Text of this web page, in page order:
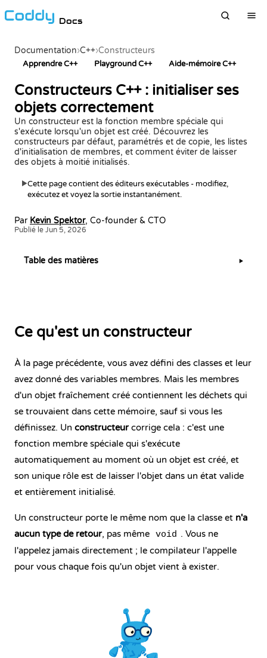
Docs
Documentation›C++›Constructeurs
Apprendre C++ Playground C++ Aide-mémoire C++
Constructeurs C++ : initialiser ses
objets correctement
Un constructeur est la fonction membre spéciale qui
s'exécute lorsqu'un objet est créé. Découvrez les
constructeurs par défaut, paramétrés et de copie, les listes
d'initialisation de membres, et comment éviter de laisser
des objets à moitié initialisés.
▶Cette page contient des éditeurs exécutables - modifiez,
exécutez et voyez la sortie instantanément.
Par Kevin Spektor, Co-founder & CTO
Publié le Jun 5, 2026
Ce qu'est un constructeur
À la page précédente, vous avez défini des classes et leur
avez donné des variables membres. Mais les membres
d'un objet fraîchement créé contiennent les déchets qui
se trouvaient dans cette mémoire, sauf si vous les
définissez. Un constructeurcorrige cela : c'est une
fonction membre spéciale qui s'exécute
automatiquement au moment où un objet est créé, et
son unique rôle est de laisser l'objet dans un état valide
et entièrement initialisé.
Un constructeur porte le même nom que la classe et n'a
aucun type de retour, pas même void . Vous ne
l'appelez jamais directement ; le compilateur l'appelle
pour vous chaque fois qu'un objet vient à exister.
Table des matières ▶